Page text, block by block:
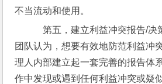
不当流动和使用。
第五，建立利益冲突报告/决
团队认为，想要有效地防范利益冲
理人内部建立起一套完善的报告体
作中发现或遇到任何利益冲突或疑